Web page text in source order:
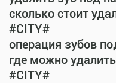
сколько стоит
#CITY#
операция зубов
где можно
#CITY#